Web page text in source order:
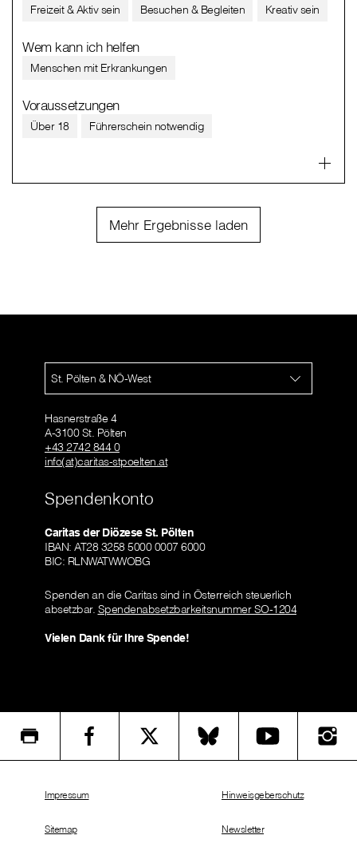
Freizeit & Aktiv sein Besuchen & Begleiten Kreativ sein
Wem kann ich helfen
Menschen mit Erkrankungen
Voraussetzungen
Über 18 Führerschein notwendig
Mehr Ergebnisse laden
St. Pölten & NÖ-West
Hasnerstraße 4
A-3100 St. Pölten
+43 2742 844 0
info(at)caritas-stpoelten.at
Spendenkonto
Caritas der Diözese St. Pölten
IBAN: AT28 3258 5000 0007 6000
BIC: RLNWATWWOBG
Spenden an die Caritas sind in Österreich steuerlich
absetzbar. Spendenabsetzbarkeitsnummer SO-1204
Vielen Dank für Ihre Spende!
Impressum
Sitemap
Hinweisgeberschutz
Newsletter